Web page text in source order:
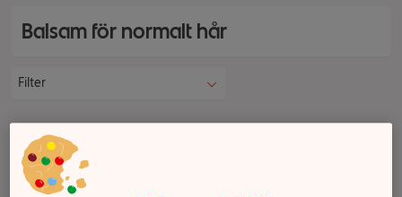
Balsam för normalt hår
Filter